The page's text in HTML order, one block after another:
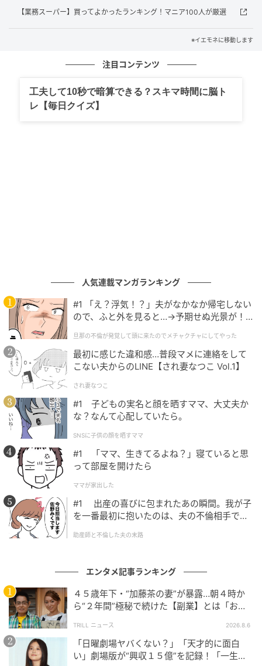
ョン作品。プレイヤーは島での生活を通じて、農作業
一方で、戦闘や採掘といったアクション性のある要素
や、生産ラインを構築するクラフトシステムも用意さ
れており、リラックスとやり込みの両方を楽しめるバ
(C) 2026 Seed Sparkle Lab. All rights reserved.
Published by Seed Sparkle Lab. Physical retail
version licensed to and published by Game Source
Entertainment.
パッケージ版の予約開始にあわせて、予約特典の内容
も発表されました。対象期間中に購入すると、ゲーム
クラシカルな雰囲気と洗練されたデザインを兼ね備え
た特別な車両で、島内の移動をより快適に、そしてス
タイリッシュに楽しめるアイテムです。
普段忙しいみなさんも、ゲームの中では思いっきりス
【業務スーパー】買ってよかったランキング！マニア100人が厳選
※イエモネに移動します
注目コンテンツ
工夫して10秒で暗算できる？スキマ時間に脳ト
レ【毎日クイズ】
人気連載マンガランキング
#1 「え？浮気！？」夫がなかなか帰宅しない
ので、ふと外を見ると…→予期せぬ光景が！
クチャにしてやった
旦那の不倫が発覚して頭に来たのでメチャクチャにしてやった
最初に感じた違和感…普段マメに連絡をして
こない夫からのLINE【され妻なつこ Vol.1】
され妻なつこ
#1 子どもの実名と顔を晒すママ、大丈夫か
な？なんて心配していたら。
SNSに子供の顔を晒すママ
#1 「ママ、生きてるよね？」寝ていると思
って部屋を開けたら
ママが家出した
#1 出産の喜びに包まれたあの瞬間。我が子
を一番最初に抱いたのは、夫の不倫相手でし
助産師と不倫した夫の末路
エンタメ記事ランキング
４５歳年下・“加藤茶の妻”が暴露…朝４時か
ら“２年間”極秘で続けた【副業】とは「お金
TRILL ニュース 2026.8.6
「日曜劇場ヤバくない？」「天才的に面白
い」劇場版が“興収１５億”を記録！「一生言